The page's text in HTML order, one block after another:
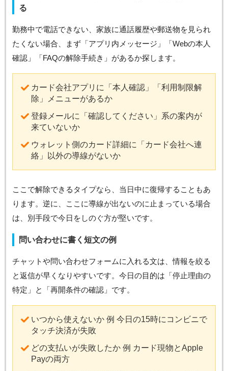
る
勤務中で電話できない、家族に通話履歴や郵送物を見られ
たくない場合、まず「アプリ内メッセージ」「Webの本人
確認」「FAQの解除手続き」があるか探します。
カード会社アプリに「本人確認」「利用制限解
除」メニューがあるか
登録メールに「確認してください」系の案内が
来ていないか
ウォレット側のカード詳細に「カード会社へ連
絡」以外の導線がないか
ここで解除できるタイプなら、当日中に復帰することもあ
ります。逆に、ここに導線が出ないのに止まっている場合
は、別手段で今日をしのぐ方が堅いです。
問い合わせに書く短文の例
チャットや問い合わせフォームに入れる文は、情報を絞る
と返信が早くなりやすいです。今日の目的は「停止理由の
特定」と「再開条件の確認」です。
いつから使えないか 例 今日の15時にコンビニで
タッチ決済が失敗
どの支払いが失敗したか 例 カード現物とApple
Payの両方